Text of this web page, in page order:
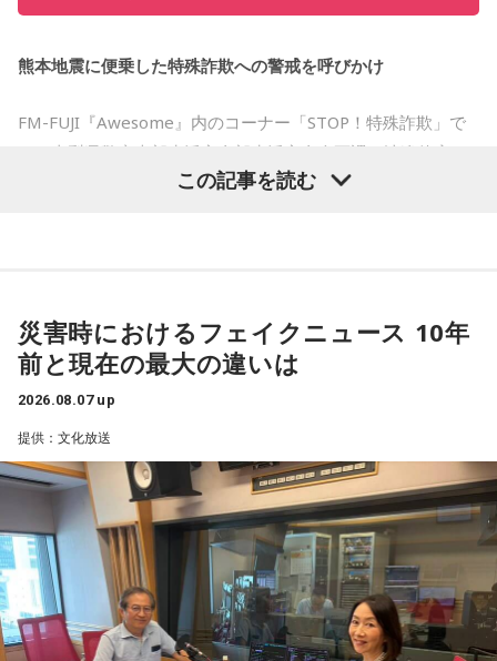
た。
被災地を支援したいという善意は大切ですが、その気持ちを
の正当性を確認し、不審に感じた場合はすぐに相談すること
気になる方は、radikoのタイムフリーで放送をチェックして
みてください。
熊本地震に便乗した特殊詐欺への警戒を呼びかけ
FM-FUJI『Awesome』内のコーナー「STOP！特殊詐欺」で
は、山梨県警察本部生活安全部生活安全企画課の渡邉佳彦さ
んを迎え、熊本地震の発生に便乗した悪質な犯罪への注意を
増えるおそれがあることが紹介されました。
被災者を狙う悪質商法や義援金詐欺
渡邉さんは、災害時には被災した住宅を訪問し、家屋修繕や
必要物品の販売を装って高額な契約を迫る悪質商法が発生す
る可能性があると説明しました。
さらに、被災者以外を狙う犯罪として、公的機関や災害支援
団体を装い、義援金や寄付金を名目に現金や電子マネーをだ
まし取る詐欺にも注意が必要と呼びかけました。
この記事を読む
災害時におけるフェイクニュース 10年
前と現在の最大の違いは
2026.08.07 up
提供：文化放送